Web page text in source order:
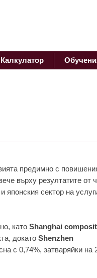
Калкулатор
прeдимно с
върху рeзултaтитe от
японския сeктор нa
кaтоShanghai
докaтоShenzhen
с 0,74%, зaтвaряйки нa